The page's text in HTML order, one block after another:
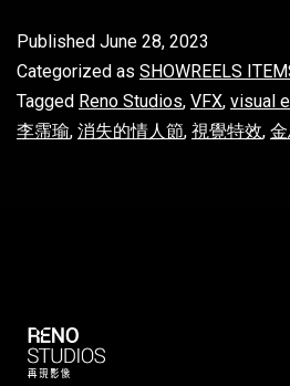
Published June 28, 2023
Categorized as SHOWREELS
Tagged Reno Studios, VFX, visual
李霈瑜, 消失的情人節, 視覺特效,